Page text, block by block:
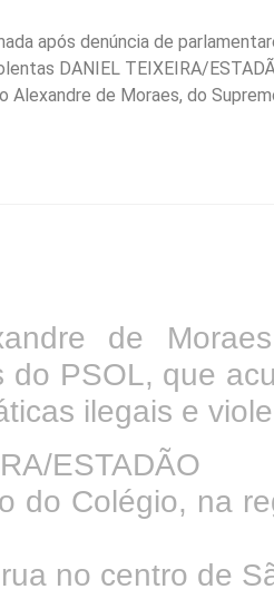
após denúncia de
DANIEL TEIXEIRA/
de Moraes, do
de
PSOL, que
ilegais e
no centro de